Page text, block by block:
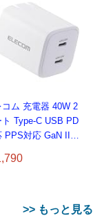
コム 充電器 40W 2
ト Type-C USB PD
PPS対応 GaN II採
イト EC-
>> もっと見る